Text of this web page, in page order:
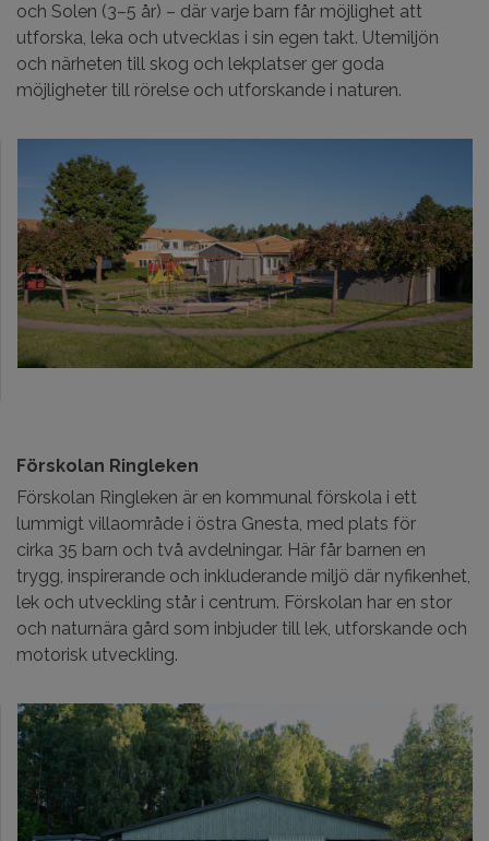
och Solen (3–5 år) – där varje barn får möjlighet att
utforska, leka och utvecklas i sin egen takt. Utemiljön
och närheten till skog och lekplatser ger goda
möjligheter till rörelse och utforskande i naturen.
Förskolan Ringleken
Förskolan Ringleken är en kommunal förskola i ett
lummigt villaområde i östra Gnesta, med plats för
cirka 35 barn och två avdelningar. Här får barnen en
trygg, inspirerande och inkluderande miljö där nyfikenhet,
lek och utveckling står i centrum. Förskolan har en stor
och naturnära gård som inbjuder till lek, utforskande och
motorisk utveckling.